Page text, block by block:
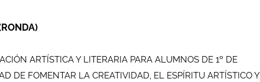
ARTÍSTICA Y LITERARIA PARA ALUMNOS DE 1º DE
DE FOMENTAR LA CREATIVIDAD, EL ESPÍRITU ARTÍSTICO Y